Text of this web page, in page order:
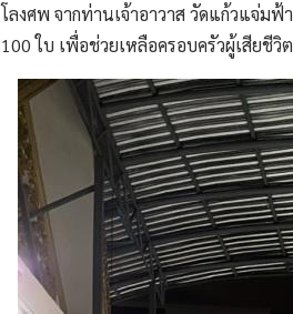
โลงศพ จากท่านเจ้าอาวาส วัดแก้วแจ่
100 ใบ เพื่อช่วยเหลือครอบครัวผู้เสียชี